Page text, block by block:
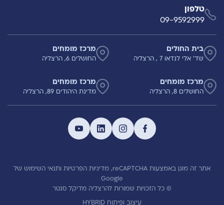
טלפון
09-9592999
בית החולים
שד' אלי לנדאו 7 , הרצליה
מרכז מומחים
החושלים 6, הרצליה
מרכז מומחים
החושלים 8, הרצליה
מרכז מומחים
מדינת היהודים 89, הרצליה
אתר זה מוגן באמצעות reCAPTCHA, מדיניות הפרטיות ותנאי השימוש של
Google
© כל הזכויות שמורות להרצליה מדיקל סנטר
עיצוב ופיתוח HYBRID